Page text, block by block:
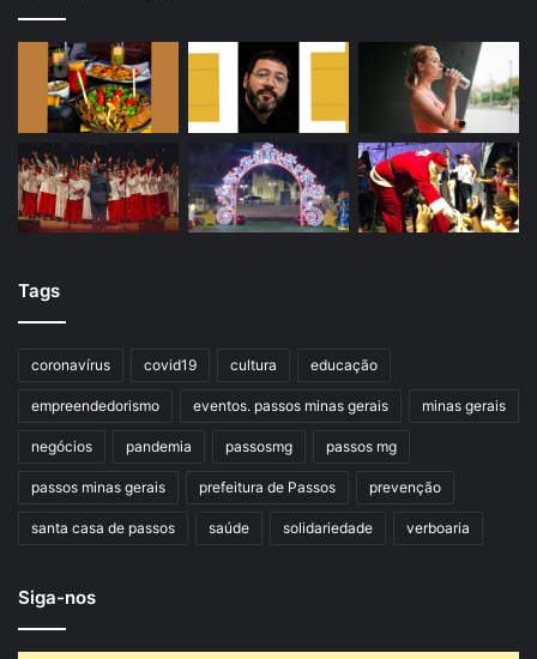
Tags
coronavírus covid19 cultura educação
empreendedorismo eventos. passos minas gerais minas gerais
negócios pandemia passosmg passos mg
passos minas gerais prefeitura de Passos prevenção
santa casa de passos saúde solidariedade verboaria
Siga-nos